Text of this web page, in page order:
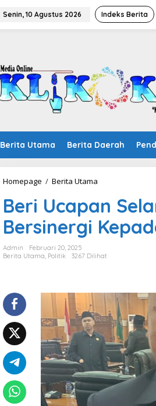
Senin, 10 Agustus 2026 Indeks Berita
Berita Utama Berita Daerah
Homepage / Berita Utama
Selamat,
Politisi
PPP
Siap
Kepada
Beri Ucapan
Bersinergi
Admin
Februari 20, 2025
Berita Utama, Politik 3267 Dilihat